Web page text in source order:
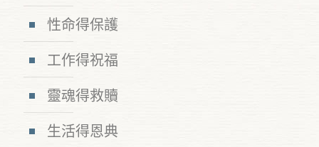
性命得保護
工作得祝福
靈魂得救贖
生活得恩典